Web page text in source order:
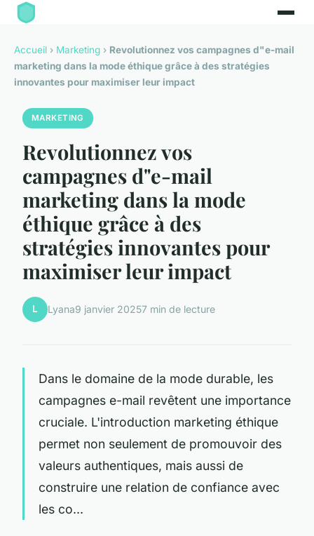
Accueil › Marketing › Revolutionnez vos campagnes d"e-mail
marketing dans la mode éthique grâce à des stratégies
innovantes pour maximiser leur impact
MARKETING
Revolutionnez vos
campagnes d"e-mail
marketing dans la mode
éthique grâce à des
stratégies innovantes pour
maximiser leur impact
L Lyana9 janvier 20257 min de lecture
Dans le domaine de la mode durable, les
campagnes e-mail revêtent une importance
cruciale. L'introduction marketing éthique
permet non seulement de promouvoir des
valeurs authentiques, mais aussi de
construire une relation de confiance avec
les co...